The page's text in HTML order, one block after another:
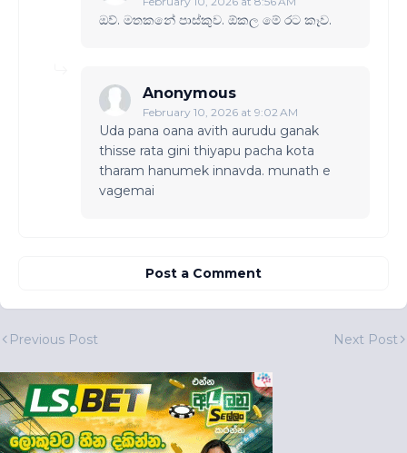
ඔව්. මතකනේ පාස්කුව. ඕකල මේ රට කෑව.
Anonymous
February 10, 2026 at 9:02 AM
Uda pana oana avith aurudu ganak
thisse rata gini thiyapu pacha kota
tharam hanumek innavda. munath e
vagemai
Post a Comment
Previous Post Next Post